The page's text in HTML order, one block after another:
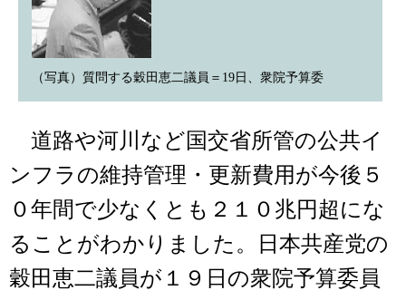
（写真）質問する穀田恵二議員＝19日、衆院予算委
道路や河川など国交省所管の公共イ
ンフラの維持管理・更新費用が今後５
０年間で少なくとも２１０兆円超にな
ることがわかりました。日本共産党の
穀田恵二議員が１９日の衆院予算委員